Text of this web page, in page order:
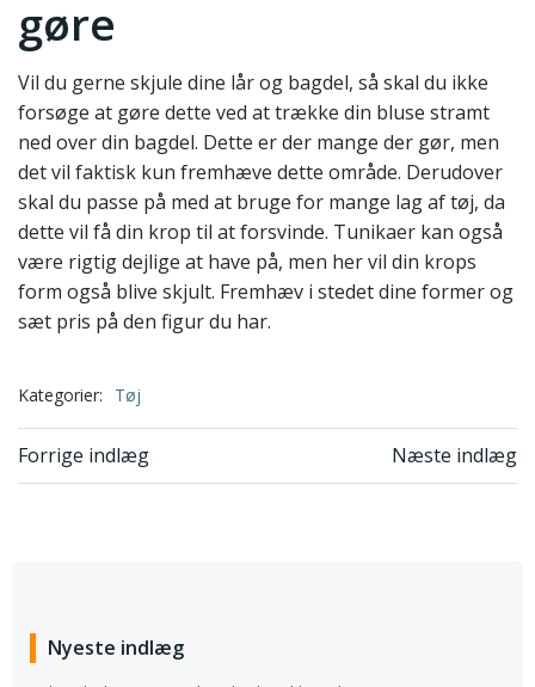
gøre
Vil du gerne skjule dine lår og bagdel, så skal du ikke
forsøge at gøre dette ved at trække din bluse stramt
ned over din bagdel. Dette er der mange der gør, men
det vil faktisk kun fremhæve dette område. Derudover
skal du passe på med at bruge for mange lag af tøj, da
dette vil få din krop til at forsvinde. Tunikaer kan også
være rigtig dejlige at have på, men her vil din krops
form også blive skjult. Fremhæv i stedet dine former og
sæt pris på den figur du har.
Kategorier: Tøj
Indlægsnavigation
Forrige indlæg Næste indlæg
Nyeste indlæg